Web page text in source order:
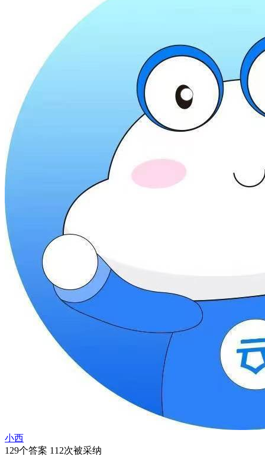
小西
129个答案 112次被采纳